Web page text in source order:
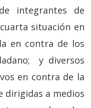
integrantes de
situación en
en contra de los
y diversos
en contra de la
dirigidas a medios